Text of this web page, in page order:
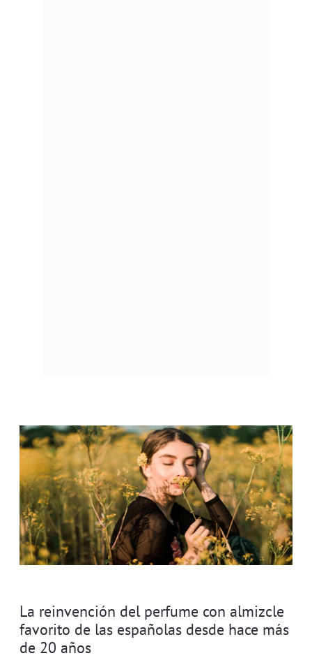
La reinvención del perfume con almizcle
favorito de las españolas desde hace más
de 20 años